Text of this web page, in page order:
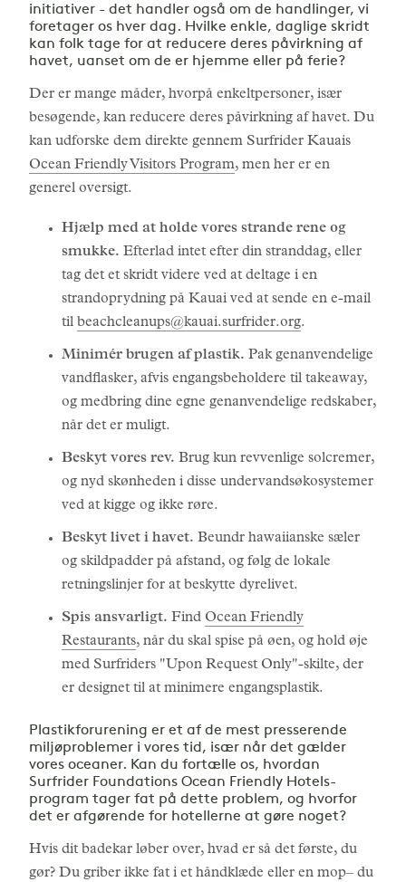
initiativer - det handler også om de handlinger, vi
foretager os hver dag. Hvilke enkle, daglige skridt
kan folk tage for at reducere deres påvirkning af
havet, uanset om de er hjemme eller på ferie?
Der er mange måder, hvorpå enkeltpersoner, især
besøgende, kan reducere deres påvirkning af havet. Du
kan udforske dem direkte gennem Surfrider Kauais
Ocean Friendly Visitors Program, men her er en
generel oversigt.
Hjælp med at holde vores strande rene og
smukke. Efterlad intet efter din stranddag, eller
tag det et skridt videre ved at deltage i en
strandoprydning på Kauai ved at sende en e-mail
til beachcleanups@kauai.surfrider.org.
Minimér brugen af plastik. Pak genanvendelige
vandflasker, afvis engangsbeholdere til takeaway,
og medbring dine egne genanvendelige redskaber,
når det er muligt.
Beskyt vores rev. Brug kun revvenlige solcremer,
og nyd skønheden i disse undervandsøkosystemer
ved at kigge og ikke røre.
Beskyt livet i havet. Beundr hawaiianske sæler
og skildpadder på afstand, og følg de lokale
retningslinjer for at beskytte dyrelivet.
Spis ansvarligt. Find Ocean Friendly
Restaurants, når du skal spise på øen, og hold øje
med Surfriders "Upon Request Only"-skilte, der
er designet til at minimere engangsplastik.
Plastikforurening er et af de mest presserende
miljøproblemer i vores tid, især når det gælder
vores oceaner. Kan du fortælle os, hvordan
Surfrider Foundations Ocean Friendly Hotels-
program tager fat på dette problem, og hvorfor
det er afgørende for hotellerne at gøre noget?
Hvis dit badekar løber over, hvad er så det første, du
gør? Du griber ikke fat i et håndklæde eller en mop– du